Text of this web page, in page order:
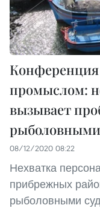
промыслом:
вызывает
08/12/2020 08:22
Нехватка
прибрежных
рыболовными